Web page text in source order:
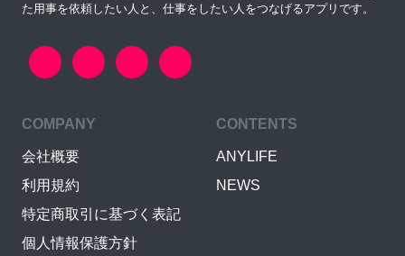
た用事を依頼したい人と、仕事をしたい人をつなげるアプリです。
COMPANY
会社概要
利用規約
特定商取引に基づく表記
個人情報保護方針
CONTENTS
ANYLIFE
NEWS